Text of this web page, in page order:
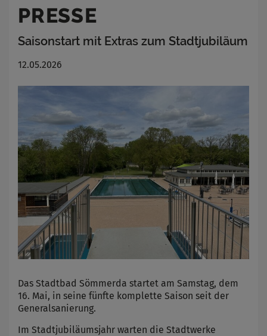
PRESSE
Saisonstart mit Extras zum Stadtjubiläum
12.05.2026
Das Stadtbad Sömmerda startet am Samstag, dem
16. Mai, in seine fünfte komplette Saison seit der
Generalsanierung.
Im Stadtjubiläumsjahr warten die Stadtwerke